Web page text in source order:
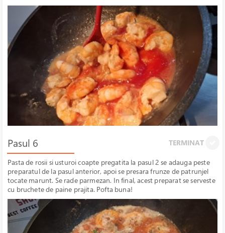
Pasul 6 TERMINAT
Pasta de rosii si usturoi coapte pregatita la pasul 2 se adauga peste
preparatul de la pasul anterior, apoi se presara frunze de patrunjel
tocate marunt. Se rade parmezan. In final, acest preparat se serveste
cu bruchete de paine prajita. Pofta buna!